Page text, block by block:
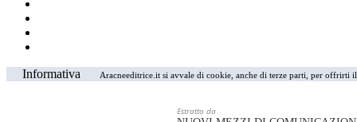
Informativa Aracneeditrice.it si avvale di cookie, anche di terze parti, per
Estratto da